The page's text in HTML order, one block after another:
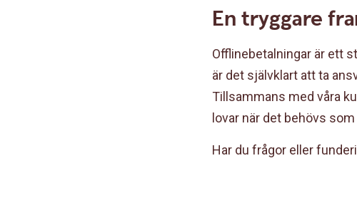
En tryggare
Offlinebetalningar är ett
är det självklart att ta
Tillsammans med våra
lovar när det behövs
Har du frågor eller